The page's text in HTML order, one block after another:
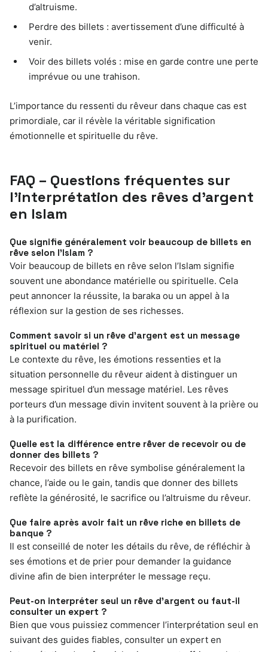
d’altruisme.
Perdre des billets : avertissement d’une difficulté à
venir.
Voir des billets volés : mise en garde contre une perte
imprévue ou une trahison.
L’importance du ressenti du rêveur dans chaque cas est
primordiale, car il révèle la véritable signification
émotionnelle et spirituelle du rêve.
FAQ – Questions fréquentes sur
l’interprétation des rêves d’argent
en Islam
Que signifie généralement voir beaucoup de billets en
rêve selon l’Islam ?
Voir beaucoup de billets en rêve selon l’Islam signifie
souvent une abondance matérielle ou spirituelle. Cela
peut annoncer la réussite, la baraka ou un appel à la
réflexion sur la gestion de ses richesses.
Comment savoir si un rêve d’argent est un message
spirituel ou matériel ?
Le contexte du rêve, les émotions ressenties et la
situation personnelle du rêveur aident à distinguer un
message spirituel d’un message matériel. Les rêves
porteurs d’un message divin invitent souvent à la prière ou
à la purification.
Quelle est la différence entre rêver de recevoir ou de
donner des billets ?
Recevoir des billets en rêve symbolise généralement la
chance, l’aide ou le gain, tandis que donner des billets
reflète la générosité, le sacrifice ou l’altruisme du rêveur.
Que faire après avoir fait un rêve riche en billets de
banque ?
Il est conseillé de noter les détails du rêve, de réfléchir à
ses émotions et de prier pour demander la guidance
divine afin de bien interpréter le message reçu.
Peut-on interpréter seul un rêve d’argent ou faut-il
consulter un expert ?
Bien que vous puissiez commencer l’interprétation seul en
suivant des guides fiables, consulter un expert en